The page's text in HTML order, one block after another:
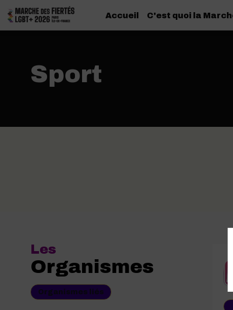
Accueil C'est quoi la
Sport
Les
Organismes
Organismes liés